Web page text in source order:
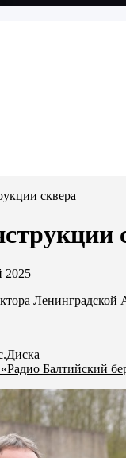
сквера
2025
Балтийский